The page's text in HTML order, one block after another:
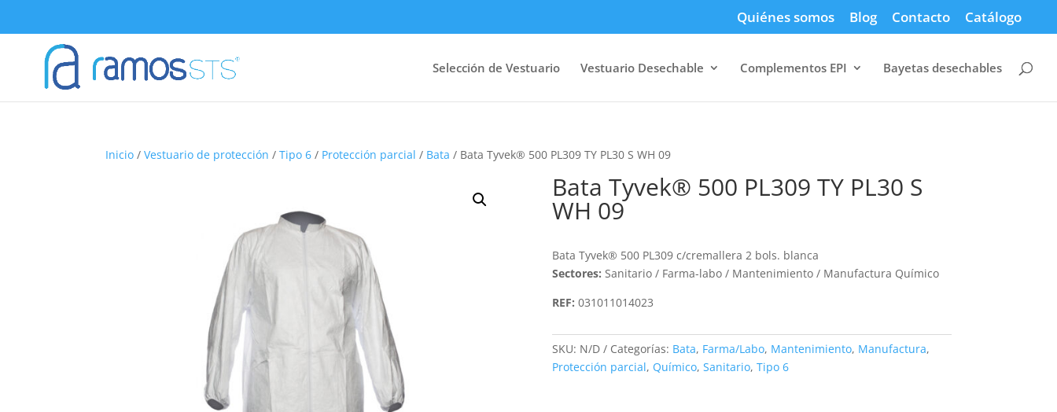
Quiénes somos Blog Contacto Catálogo
Selección de Vestuario Vestuario Desechable Complementos EPI Bayetas desechables
Inicio /Vestuario de protección /Tipo 6 / Protección parcial / Bata / Bata Tyvek® 500 PL309 TY PL30 S WH 09
Bata Tyvek® 500 PL309 TY PL30 S
WH 09
Bata Tyvek® 500 PL309 c/cremallera 2 bols. blanca
Sectores: Sanitario / Farma-labo / Mantenimiento / Manufactura Químico
REF: 031011014023
SKU: N/D Categorías: Bata, Farma/Labo, Mantenimiento, Manufactura,
Protección parcial, Químico, Sanitario, Tipo 6